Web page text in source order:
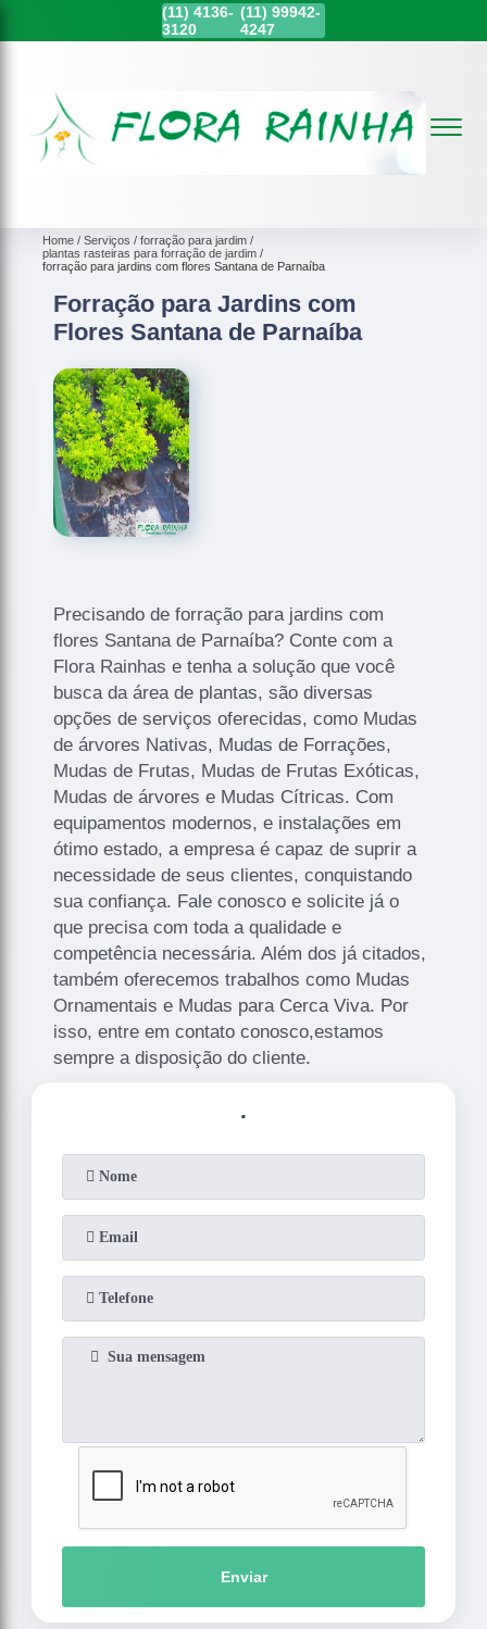
(11) 4136-
3120
(11)99942-
4247
Home Serviços
forração para jardim
plantas rasteiras para forração de jardim
forração para jardins com flores Santana de Parnaíba
Forração para Jardins com
Flores Santana de Parnaíba
Precisando de forração para jardins com
flores Santana de Parnaíba? Conte com a
Flora Rainhas e tenha a solução que você
busca da área de plantas, são diversas
opções de serviços oferecidas, como Mudas
de árvores Nativas, Mudas de Forrações,
Mudas de Frutas, Mudas de Frutas Exóticas,
Mudas de árvores e Mudas Cítricas. Com
equipamentos modernos, e instalações em
ótimo estado, a empresa é capaz de suprir a
necessidade de seus clientes, conquistando
sua confiança. Fale conosco e solicite já o
que precisa com toda a qualidade e
competência necessária. Além dos já citados,
também oferecemos trabalhos como Mudas
Ornamentais e Mudas para Cerca Viva. Por
isso, entre em contato conosco,estamos
sempre a disposição do cliente.
.
Enviar